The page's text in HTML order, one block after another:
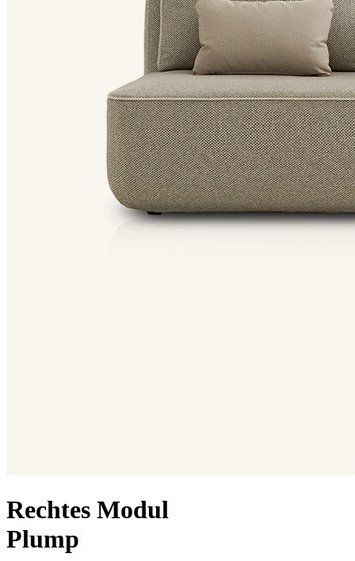
Rechtes Modul
Plump